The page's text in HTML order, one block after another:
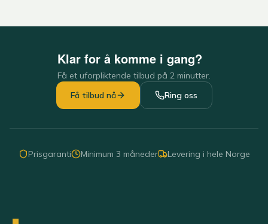
Klar for å komme i gang?
Få et uforpliktende tilbud på 2 minutter.
Få tilbud nå
Ring oss
Prisgaranti Minimum 3 måneder Levering i hele Norge